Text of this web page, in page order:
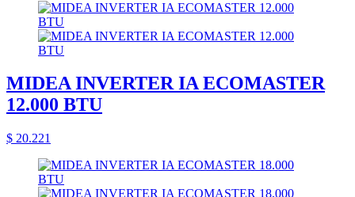
MIDEA INVERTER IA ECOMASTER
12.000 BTU
$ 20.221